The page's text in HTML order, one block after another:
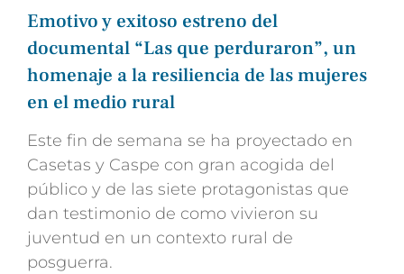
Emotivo y exitoso estreno del
documental “Las que perduraron”, un
homenaje a la resiliencia de las mujeres
en el medio rural
Este fin de semana se ha proyectado en
Casetas y Caspe con gran acogida del
público y de las siete protagonistas que
dan testimonio de como vivieron su
juventud en un contexto rural de
posguerra.